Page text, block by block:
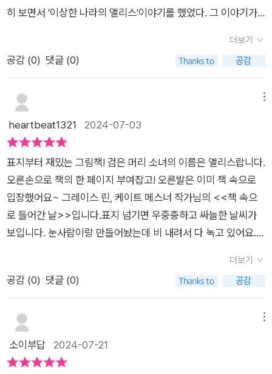
지가 많거나 메마르지 않는 곳, 너무 비좁거나 붐비지 않는 곳, 너
그렇게 여행의 끝에 다다른 곳은 그 어느 곳보다 아늑하고 따뜻한
곳이었답니다. 앨리스가 마지막으로 찾아간 곳은 어디일까요?
<책 속으로 들어간 날>은 심심하고 지루한 하루를 보내고 있던
앨리스에게 일어난 상상과 모험의 여정을 담은 그림책입니다. 무
장을 넘기고 책 속으로 들어간 앨리스, 예상치 못한 상황에 맞닥
토끼와 함께 앨리스를 따라가는 독자들은 어느새 책 속 세상에 빠
져들게 된 자신을 발견하게 될지도 모릅니다. 혹시 무료하고 심심
한 하루를 보내고 있나요? 그럼 지금 앨리스와 함께 책 속으로 들
어가 보는 건 어떨까요? 꿈오리 한줄평 : 상상과 현실을 넘나드
놓여있죠.이상한 나라의 앨리스가 회중시계를 꺼내보고 있는 하
얀 토끼를 따라 나무 밑동의 구멍 속으로 굴러떨어진 것처럼 <책
속으로 들어간 날>에서도 하얀 토끼를 따라 작은 책을 통해 상상
어서 들어오렴.'이 두 문장으로 반복되는 구조로 여행에 초대되고
모험을 즐기다 다른 곳으로 초대되는 거죠.열대 우림에서 꽃에 둘
러싸여 새들과 놀고, 사막에서 낙타를 타고, 물고기들과 바닷속을
헤엄치고, 우주를 둥둥 떠다니는 등 생생한 모험에 빠져들게 되지
요.비라는 기상현상 때문에 시작된 이야기는 다양한 기후들을 가
진 곳으로 이동하면서 그곳만 즐거움과 자유를 만끽하지만 결국
마지막 장면은 집으로 돌아와 가족들과 맛있는 저녁을 먹기 위해
테이블로 향하지요.<이상한 나라의 앨리스>와 함께 마지막 장
면에서 생각나는 그림책이 한 권 더 있어요.장난을 치던 맥스는
겁고 행복하게 놀다가 맛있는 음식 냄새를 맡고는 다시 배를 타고
집으로 돌아와 엄마가 차려 놓은 저녁 식사가 기다리고 있는 <괴
물들이 사는 나라>이지요.그림책을 처음 만났을 때 독자인 저의
시선은 집 밖에서 웃고 있는 고양이와 울상인 앨리스를 만났어요.
그렇게 인트로를 지나 책장 안으로 들어가고 장면마다 앨리스와
함께 다양한 곳을 방문하였지요.뒷부분의 면지까지 이용하여 저
히 보면서 '이상한 나라의 앨리스'이야기를 했었다. 그 이야기가
까지는 말이다.《달 케이크》로 칼데콧 아너상을 수상한 작가 그레
이스 린의 그림책. 작가의 이름을 확인하지 못하고 봤다 하더라도
을 좋아해서 늘 보는 경우는 제외하고, 대부분의 아이들은 바깥놀
고 날이 추워서 바깥놀이의 기회가 차단된 경우, 아이는 집 안에
한지 첫장을 펼치고 만난 면지에서 본 아이의 표정을 통해 그 마
음을 읽을 수 있었다. (면지에 있는 고양이는 이 책이 환상의 세계
로 나아갈 것이라는 암시를 해준 듯 하다. 체셔고양이를 연상시키
면서 말이다. 그리고, 덧표지 안에 진짜 표지는 붉은 색에 토끼 한
마리가 뛰는 모습을 하고 있다. 그리고, 이 책의 주인공 여자아이
의 이름은 '앨리스'.앨리스와 토끼, 이 또한 '이상한 나라의 앨리
스'를 연상시키기에 충분하다!)갑갑한 스웨터에 두꺼운 양말, 아
자를 가지고 옷을 만든 듯한 민소매원피스로 말이다. 그리고 투덜
대며 발을 구르고 있을 때에 근처에서 무언가 팔락거리는 것을 발
견한다. 그것은 책장. 책장 속에는 토끼 한 마리가 어떤 그림을 향
해 달려가는 듯한 모습을 취하고 있다. 자세히 보니, 면지에서 보
더보기
공감 (0) 댓글 (0)
heartbeat1321 2024-07-03
표지부터 재밌는 그림책! 검은 머리 소녀의 이름은 앨리스랍니다.
오른손으로 책의 한 페이지 부여잡고! 오른발은 이미 책 속으로
입장했어요~ 그레이스 린, 케이트 메스너 작가님의 <<책 속으
로 들어간 날>>입니다.​표지 넘기면 우중충하고 싸늘한 날씨가
보입니다. 눈사람이랑 만들어놨는데 비 내려서 다 녹고 있어요.
ㅎ ​집 안에만 있는 것이 너무 재미 없어서 화가 나려는데~ 저희
집처럼 바닥(?)에서 책이 팔락거리고 있더래요! 책 내용 보이세
시작했지요.손가락 제 것 아니에요 ㅎ 앨리스 손이에요 ㅎ옛날 옛
적에 한 소녀가 있었습니다. 소녀는 빛깔이 생생한 곳으로 갔습니
다. 그곳에선 아침 이슬마저도 따뜻한 느낌의 빛을 띠고 있었습니
더보기
공감 (0) 댓글 (0)
소이부답 2024-07-21